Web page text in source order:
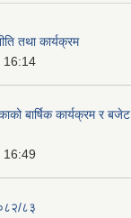
तथा कार्यक्रम
16:14
बार्षिक कार्यक्रम र बजेट
16:49
८३